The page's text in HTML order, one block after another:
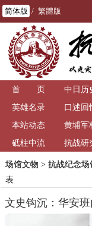
简体版 / 繁體版
首 页 中日历
英雄名录
口述回
本站动态
黄埔军
砥柱中流
抗战研
场馆文物 > 抗战纪念场
表
文史钩沉：华安